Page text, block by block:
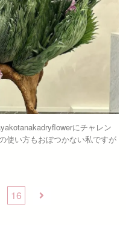
にチャレン
使い方もおぼつかない私ですが
16